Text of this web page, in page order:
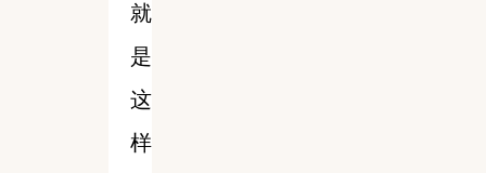
就
是
这
样